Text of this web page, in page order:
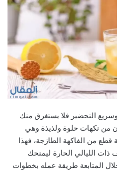
التحضير فلا يستغرق منك
من نكهات حلوة ولذيذة وهي
قطع من الفاكهة الطازجة، فهذا
الليالي الحارة ليمنحك
المتابعة طريقة عمله بخطوات